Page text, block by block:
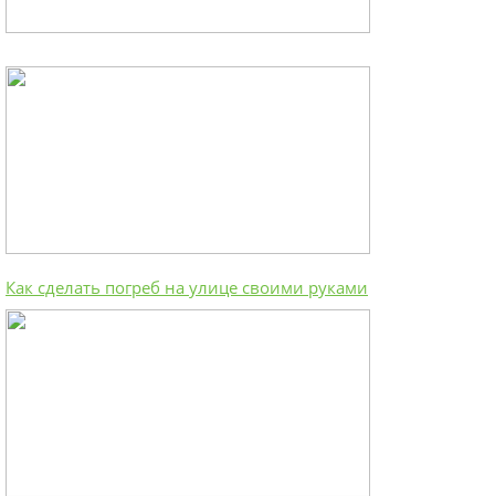
Как сделать погреб на улице своими руками